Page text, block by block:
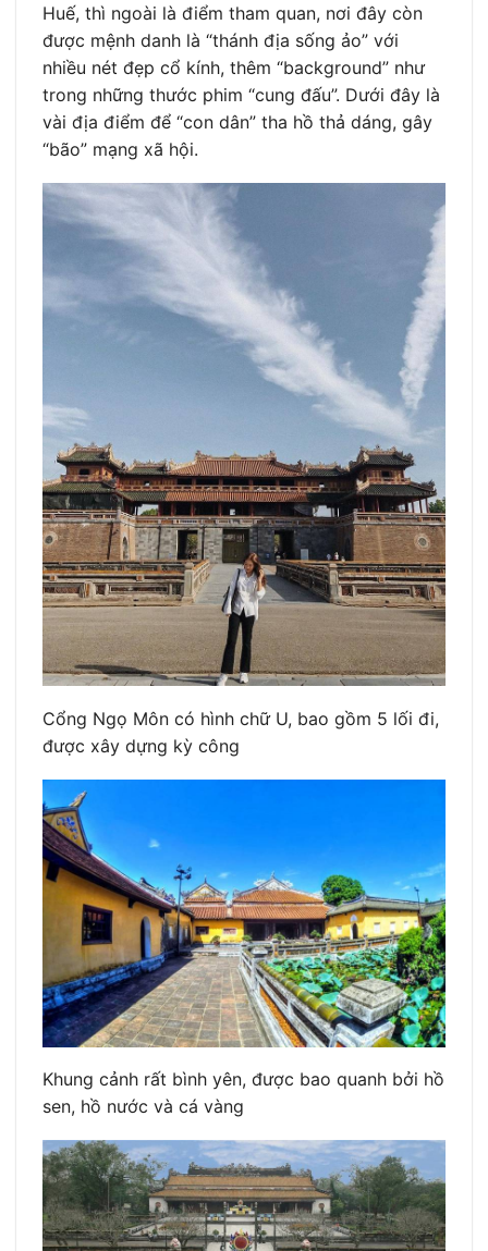
Huế, thì ngoài là điểm tham quan, nơi đây còn
được mệnh danh là “thánh địa sống ảo” với
nhiều nét đẹp cổ kính, thêm “background” như
trong những thước phim “cung đấu”. Dưới đây là
vài địa điểm để “con dân” tha hồ thả dáng, gây
“bão” mạng xã hội.
Cổng Ngọ Môn có hình chữ U, bao gồm 5 lối đi,
được xây dựng kỳ công
Khung cảnh rất bình yên, được bao quanh bởi hồ
sen, hồ nước và cá vàng